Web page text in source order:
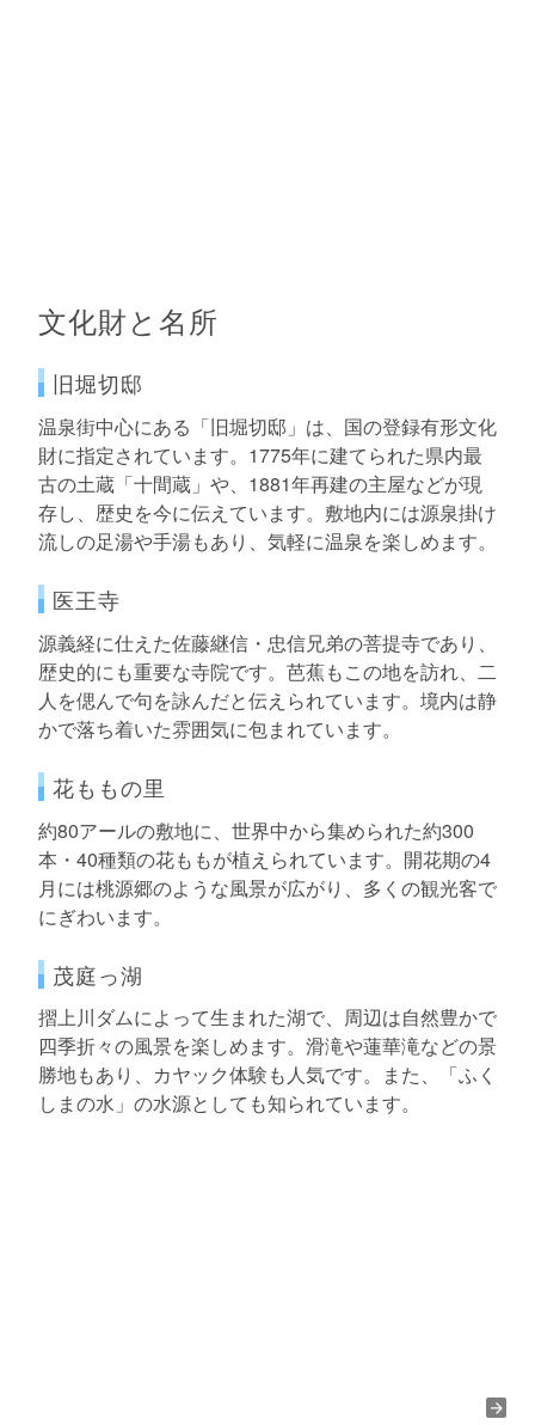
文化財と名所
旧堀切邸
温泉街中心にある「旧堀切邸」は、国の登録有形文化
財に指定されています。1775年に建てられた県内最
古の土蔵「十間蔵」や、1881年再建の主屋などが現
存し、歴史を今に伝えています。敷地内には源泉掛け
流しの足湯や手湯もあり、気軽に温泉を楽しめます。
医王寺
源義経に仕えた佐藤継信・忠信兄弟の菩提寺であり、
歴史的にも重要な寺院です。芭蕉もこの地を訪れ、二
人を偲んで句を詠んだと伝えられています。境内は静
かで落ち着いた雰囲気に包まれています。
花ももの里
約80アールの敷地に、世界中から集められた約300
本・40種類の花ももが植えられています。開花期の4
月には桃源郷のような風景が広がり、多くの観光客で
にぎわいます。
茂庭っ湖
摺上川ダムによって生まれた湖で、周辺は自然豊かで
四季折々の風景を楽しめます。滑滝や蓮華滝などの景
勝地もあり、カヤック体験も人気です。また、「ふく
しまの水」の水源としても知られています。